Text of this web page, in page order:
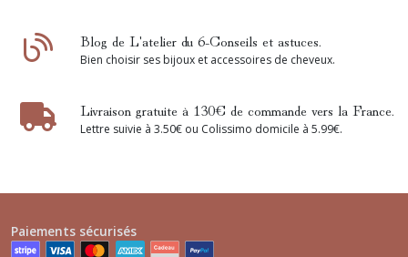
Blog de L'atelier du 6-Conseils et astuces.
Bien choisir ses bijoux et accessoires de cheveux.
Livraison gratuite à 130€ de commande vers la France.
Lettre suivie à 3.50€ ou Colissimo domicile à 5.99€.
Paiements sécurisés